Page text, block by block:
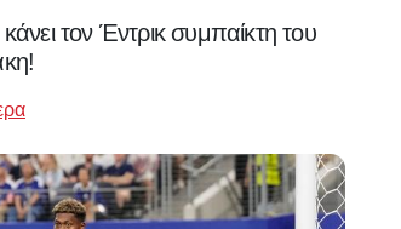
τον Έντρικ συμπαίκτη του